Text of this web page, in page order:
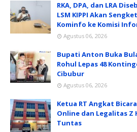
RKA, DPA, dan LRA
LSM KIPPI Akan
Kominfo ke Komisi
Agustus 06, 2026
Bupati Anton Buka
Rohul Lepas 48
Cibubur
Agustus 06, 2026
Ketua RT Angkat
Online dan Legalitas Z
Tuntas